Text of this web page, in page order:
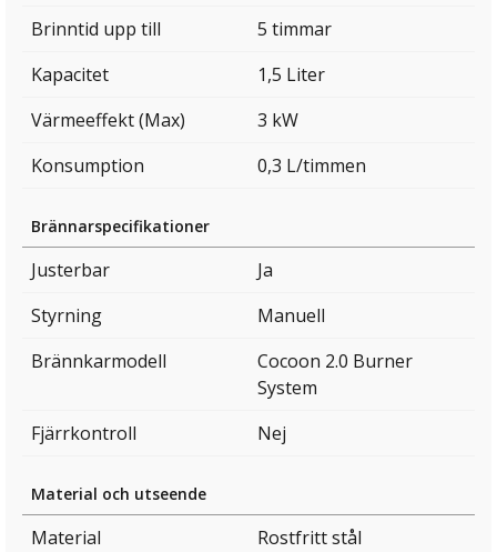
Brinntid upp till
5 timmar
Kapacitet
1,5 Liter
Värmeeffekt (Max)
3 kW
Konsumption
0,3 L/timmen
Brännarspecifikationer
Justerbar
Ja
Styrning
Manuell
Brännkarmodell
Cocoon 2.0 Burner
System
Fjärrkontroll
Nej
Material och utseende
Material
Rostfritt stål